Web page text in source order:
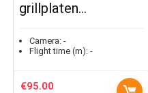
grillplaten…
Camera: -
Flight time (m): -
€95.00